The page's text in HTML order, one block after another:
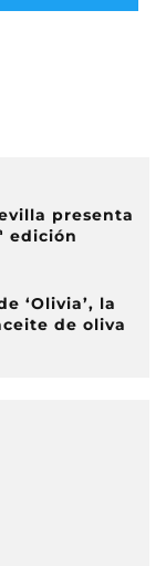
presenta
edición
‘Olivia’, la
de oliva